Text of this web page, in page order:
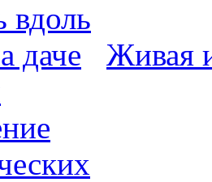
Живая